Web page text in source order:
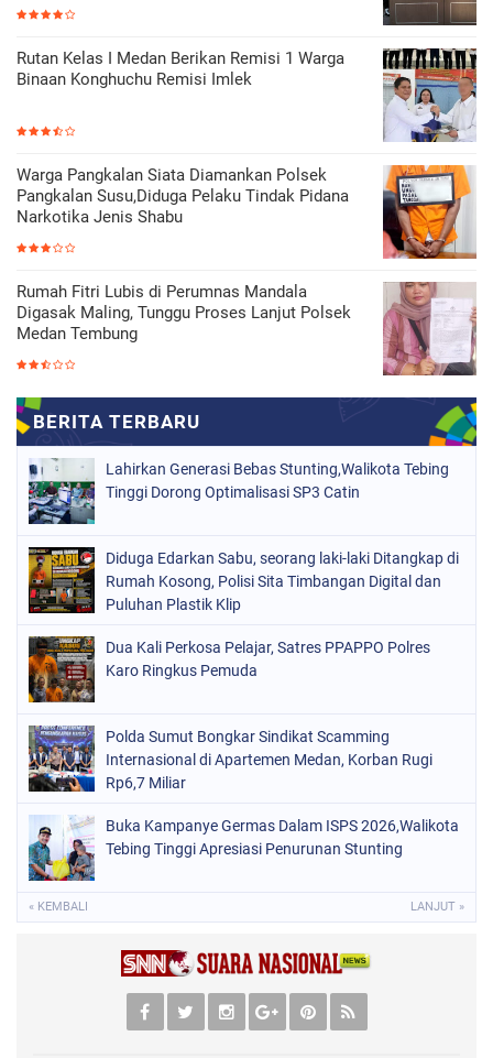
Rutan Kelas I Medan Berikan Remisi 1 Warga
Binaan Konghuchu Remisi Imlek
Warga Pangkalan Siata Diamankan Polsek
Pangkalan Susu,Diduga Pelaku Tindak Pidana
Narkotika Jenis Shabu
Rumah Fitri Lubis di Perumnas Mandala
Digasak Maling, Tunggu Proses Lanjut Polsek
Medan Tembung
Lahirkan Generasi Bebas Stunting,Walikota Tebing
Tinggi Dorong Optimalisasi SP3 Catin
Diduga Edarkan Sabu, seorang laki-laki Ditangkap di
Rumah Kosong, Polisi Sita Timbangan Digital dan
Puluhan Plastik Klip
Dua Kali Perkosa Pelajar, Satres PPAPPO Polres
Karo Ringkus Pemuda
Polda Sumut Bongkar Sindikat Scamming
Internasional di Apartemen Medan, Korban Rugi
Rp6,7 Miliar
Buka Kampanye Germas Dalam ISPS 2026,Walikota
Tebing Tinggi Apresiasi Penurunan Stunting
« KEMBALI LANJUT »